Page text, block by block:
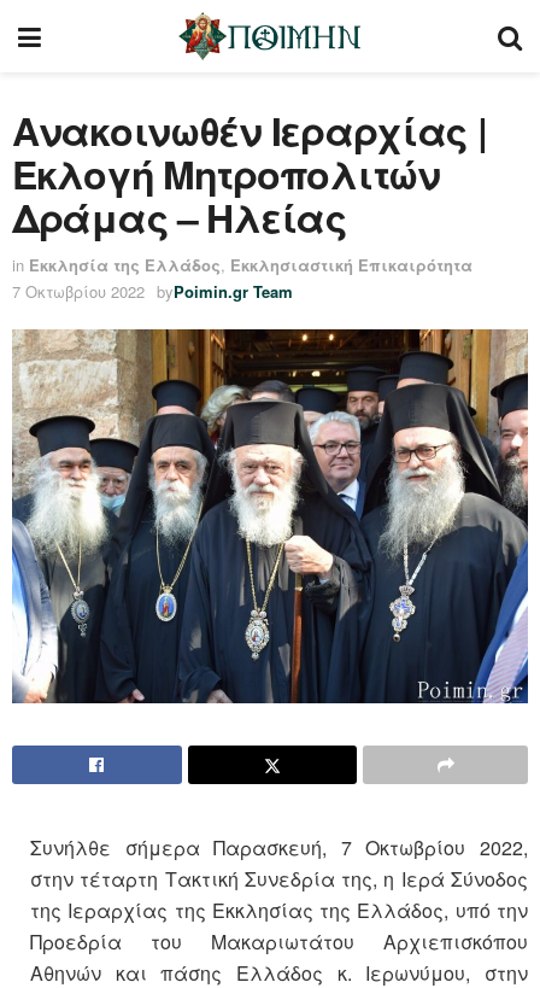
Ανακοινωθέν Ιεραρχίας |
Eκλογή Μητροπολιτών
Δράμας – Ηλείας
in Εκκλησία της Ελλάδος, Εκκλησιαστική Επικαιρότητα
7 Οκτωβρίου 2022 byPoimin.gr Team
Συνήλθε σήμερα Παρασκευή, 7 Οκτωβρίου 2022,
στην τέταρτη Τακτική Συνεδρία της, η Ιερά Σύνοδος
της Ιεραρχίας της Εκκλησίας της Ελλάδος, υπό την
Προεδρία του Μακαριωτάτου Αρχιεπισκόπου
Αθηνών και πάσης Ελλάδος κ. Ιερωνύμου, στην